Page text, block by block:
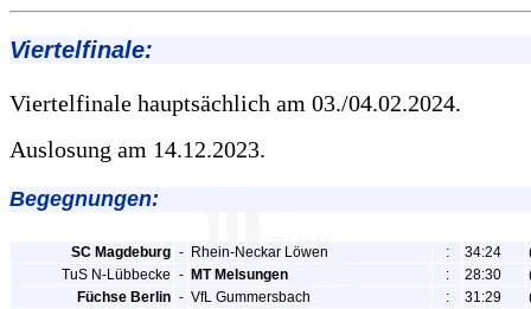
Viertelfinale:
Viertelfinale hauptsächlich am 03./04.02.2024.
Auslosung am 14.12.2023.
Begegnungen:
SC Magdeburg - Rhein-Neckar Löwen : 34:24
TuS N-Lübbecke - MT Melsungen : 28:30
Füchse Berlin - VfL Gummersbach : 31:29